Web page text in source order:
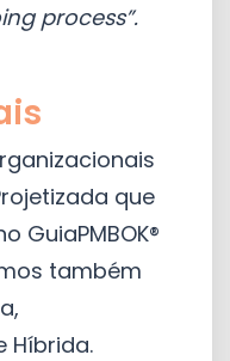
process”.
que
GuiaPMBOK®
também
Híbrida.